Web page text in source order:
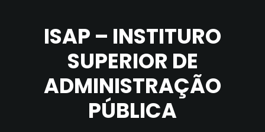
ISAP – INSTITURO
SUPERIOR DE
ADMINISTRAÇÃO
PÚBLICA